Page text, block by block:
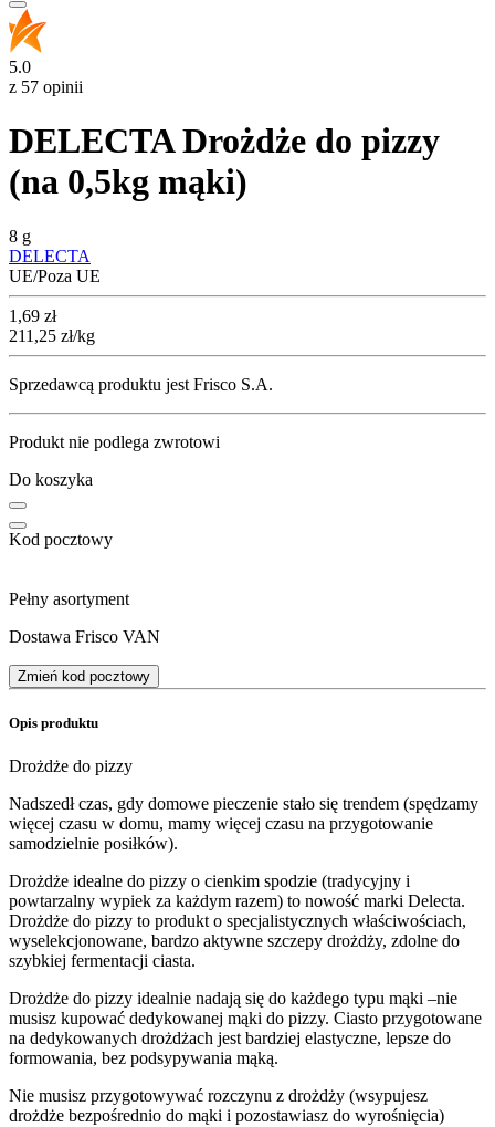
5.0
z 57 opinii
DELECTA Drożdże do pizzy
(na 0,5kg mąki)
8 g
DELECTA
UE/Poza UE
Cena
1,69 zł
211,25 zł/kg
Sprzedawcą produktu jest Frisco S.A.
Produkt nie podlega zwrotowi
Do koszyka
Kod pocztowy
Pełny asortyment
Dostawa Frisco VAN
Zmień kod pocztowy
Opis produktu
Drożdże do pizzy
Nadszedł czas, gdy domowe pieczenie stało się trendem (spędzamy
więcej czasu w domu, mamy więcej czasu na przygotowanie
samodzielnie posiłków).
Drożdże idealne do pizzy o cienkim spodzie (tradycyjny i
powtarzalny wypiek za każdym razem) to nowość marki Delecta.
Drożdże do pizzy to produkt o specjalistycznych właściwościach,
wyselekcjonowane, bardzo aktywne szczepy drożdży, zdolne do
szybkiej fermentacji ciasta.
Drożdże do pizzy idealnie nadają się do każdego typu mąki –nie
musisz kupować dedykowanej mąki do pizzy. Ciasto przygotowane
na dedykowanych drożdżach jest bardziej elastyczne, lepsze do
formowania, bez podsypywania mąką.
Nie musisz przygotowywać rozczynu z drożdży (wsypujesz
drożdże bezpośrednio do mąki i pozostawiasz do wyrośnięcia)